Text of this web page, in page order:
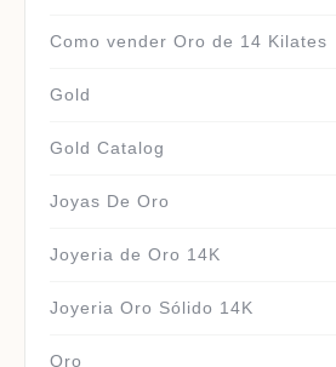
Como vender Oro de 14 Kilates
Gold
Gold Catalog
Joyas De Oro
Joyeria de Oro 14K
Joyeria Oro Sólido 14K
Oro